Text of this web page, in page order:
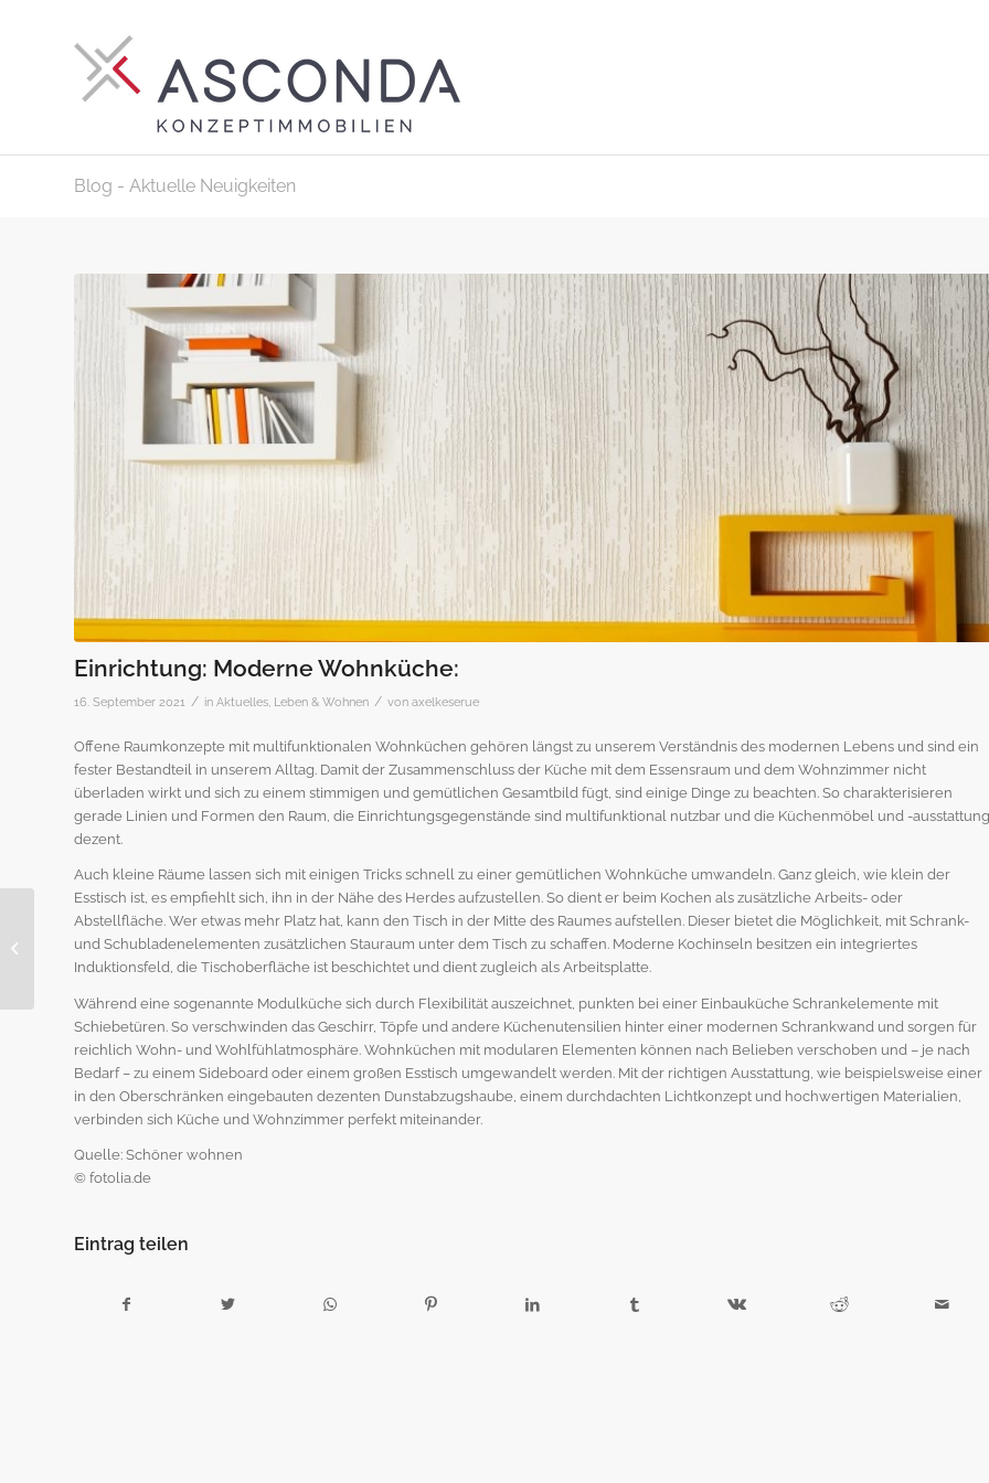
Blog - Aktuelle Neuigkeiten
Einrichtung: Moderne Wohnküche:
16. September 2021 / in Aktuelles Leben & Wohnen / von axelkeserue
Offene Raumkonzepte mit multifunktionalen Wohnküchen gehören längst zu unserem Verständnis des modernen Lebens und sind ein
fester Bestandteil in unserem Alltag. Damit der Zusammenschluss der Küche mit dem Essensraum und dem Wohnzimmer nicht
überladen wirkt und sich zu einem stimmigen und gemütlichen Gesamtbild fügt, sind einige Dinge zu beachten. So charakterisieren
gerade Linien und Formen den Raum, die Einrichtungsgegenstände sind multifunktional nutzbar und die Küchenmöbel und -ausstattung
dezent.
Auch kleine Räume lassen sich mit einigen Tricks schnell zu einer gemütlichen Wohnküche umwandeln. Ganz gleich, wie klein der
Esstisch ist, es empfiehlt sich, ihn in der Nähe des Herdes aufzustellen. So dient er beim Kochen als zusätzliche Arbeits- oder
Abstellfläche. Wer etwas mehr Platz hat, kann den Tisch in der Mitte des Raumes aufstellen. Dieser bietet die Möglichkeit, mit Schrank-
und Schubladenelementen zusätzlichen Stauraum unter dem Tisch zu schaffen. Moderne Kochinseln besitzen ein integriertes
Induktionsfeld, die Tischoberfläche ist beschichtet und dient zugleich als Arbeitsplatte.
Während eine sogenannte Modulküche sich durch Flexibilität auszeichnet, punkten bei einer Einbauküche Schrankelemente mit
Schiebetüren. So verschwinden das Geschirr, Töpfe und andere Küchenutensilien hinter einer modernen Schrankwand und sorgen für
reichlich Wohn- und Wohlfühlatmosphäre. Wohnküchen mit modularen Elementen können nach Belieben verschoben und – je nach
Bedarf – zu einem Sideboard oder einem großen Esstisch umgewandelt werden. Mit der richtigen Ausstattung, wie beispielsweise einer
in den Oberschränken eingebauten dezenten Dunstabzugshaube, einem durchdachten Lichtkonzept und hochwertigen Materialien,
verbinden sich Küche und Wohnzimmer perfekt miteinander.
Quelle: Schöner wohnen
© fotolia.de
Eintrag teilen
Tipps: Leben im
Wohnmobil: